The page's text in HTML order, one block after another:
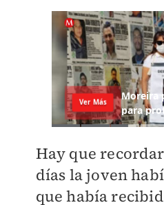
Hay que
días la joven
que había